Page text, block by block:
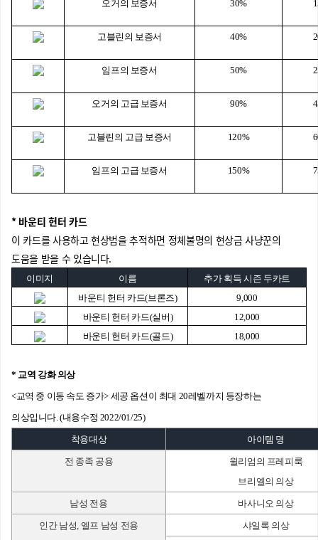
오거의 보증서 30%
고블린의 보증서 40%
임프의 보증서 50%
오거의 고급 보증서 90%
고블린의 고급 보증서 120%
임프의 고급 보증서 150%
* 바운티 헌터 카드
이 카드를 사용하고 현상범을 추적하면 정체불명의 현상금 사냥꾼의
도움을 받을 수 있습니다.
이미지 이름
추가 획득 시즌 두카트
바운티 헌터 카드(브론즈)
9,000
바운티 헌터 카드(실버)
12,000
바운티 헌터 카드(골드)
18,000
* 교역 강화 의상
<교역 중 이동 속도 증가> 세공 옵션이 최대 20레벨까지 등장하는
의상입니다. (내용수정 2022/01/25)
착용대상 아이템 명
전 종족 공용
윌리엄의 프레피룩
브리엘의 의상
남성 전용 바사니오 의상
인간 남성, 엘프 남성 전용 샤일록 의상